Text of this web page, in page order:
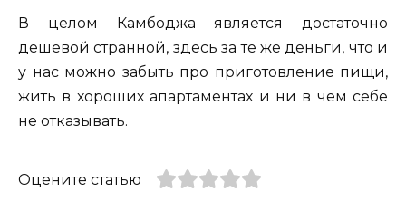
В целом Камбоджа является достаточно
дешевой странной, здесь за те же деньги, что и
у нас можно забыть про приготовление пищи,
жить в хороших апартаментах и ни в чем себе
не отказывать.
Оцените статью